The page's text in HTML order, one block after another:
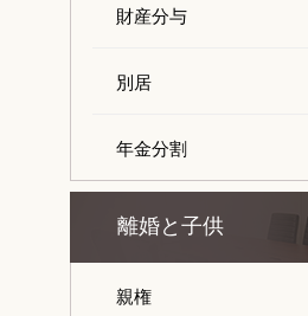
財産分与
別居
年金分割
離婚と子供
親権